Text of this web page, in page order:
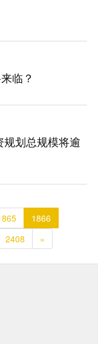
临？
划总规模将逾
1866
2408 »